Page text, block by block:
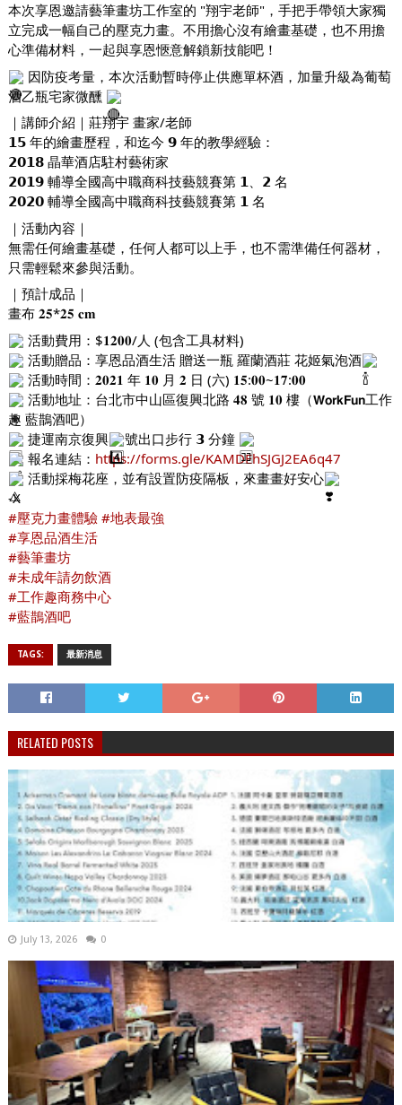
本次享恩邀請藝筆畫坊工作室的 "翔宇老師"，手把手帶領大家獨
立完成一幅自己的壓克力畫。不用擔心沒有繪畫基礎，也不用擔
心準備材料，一起與享恩愜意解鎖新技能吧！
因防疫考量，本次活動暫時停止供應單杯酒，加量升級為葡萄
酒乙瓶宅家微醺
｜講師介紹｜莊翔宇 畫家/老師
𝟭𝟱 年的繪畫歷程，和迄今 𝟵 年的教學經驗：
𝟮𝟬𝟭𝟴 晶華酒店駐村藝術家
𝟮𝟬𝟭𝟵 輔導全國高中職商科技藝競賽第 𝟭、𝟮 名
𝟮𝟬𝟮𝟬 輔導全國高中職商科技藝競賽第 𝟭 名
｜活動內容｜
無需任何繪畫基礎，任何人都可以上手，也不需準備任何器材，
只需輕鬆來參與活動。
｜預計成品｜
畫布 𝟐𝟓*𝟐𝟓 𝐜𝐦
活動費用：$𝟏𝟐𝟎𝟎/人 (包含工具材料)
活動贈品：享恩品酒生活 贈送一瓶 羅蘭酒莊 花姬氣泡酒
活動時間：𝟐𝟎𝟐𝟏 年 𝟏𝟎 月 𝟐 日 (六) 𝟏𝟓:𝟎𝟎~𝟏𝟕:𝟎𝟎
活動地址：台北市中山區復興北路 𝟒𝟖 號 𝟏𝟎 樓（𝗪𝗼𝗿𝗸𝗙𝘂𝗻工作
趣 藍鵲酒吧）
捷運南京復興
號出口步行 𝟯 分鐘
報名連結： https://forms.gle/KAMDEhSJGJ2EA6q47
活動採梅花座，並有設置防疫隔板，來畫畫好安心
-X
#壓克力畫體驗 #地表最強
#享恩品酒生活
#藝筆畫坊
#未成年請勿飲酒
#工作趣商務中心
#藍鵲酒吧
TAGS: 最新消息
RELATED POSTS
July 13, 2026 0